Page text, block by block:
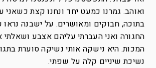
ואוהב. גמרנו כמעט יחד ונחנו קצת כשאני
בתוכה, חבוקים ומאושרים. על ישבנה נראו
החגורה ואני העברתי עליהם אצבע ושאלתי
המכות. היא נישקה אותי נשיקה סוערת
נשיכת שיניים קלה על שפתי.